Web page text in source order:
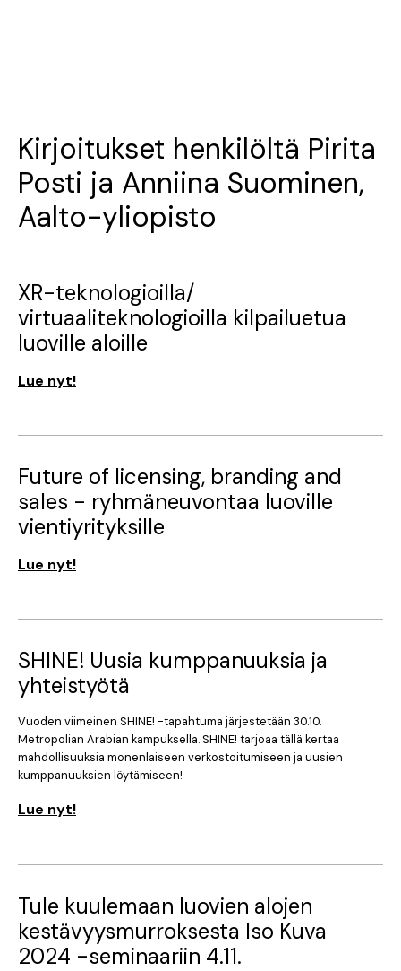
Kirjoitukset henkilöltä Pirita
Posti ja Anniina Suominen,
Aalto-yliopisto
XR-teknologioilla/
virtuaaliteknologioilla kilpailuetua
luoville aloille
Lue nyt!
Future of licensing, branding and
sales - ryhmäneuvontaa luoville
vientiyrityksille
Lue nyt!
SHINE! Uusia kumppanuuksia ja
yhteistyötä
Vuoden viimeinen SHINE! -tapahtuma järjestetään 30.10.
Metropolian Arabian kampuksella. SHINE! tarjoaa tällä kertaa
mahdollisuuksia monenlaiseen verkostoitumiseen ja uusien
kumppanuuksien löytämiseen!
Lue nyt!
Tule kuulemaan luovien alojen
kestävyysmurroksesta Iso Kuva
2024 -seminaariin 4.11.